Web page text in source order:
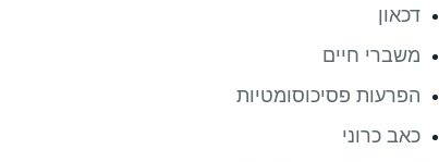
דכאון
משברי חיים
הפרעות פסיכוסומטיות
כאב כרוני